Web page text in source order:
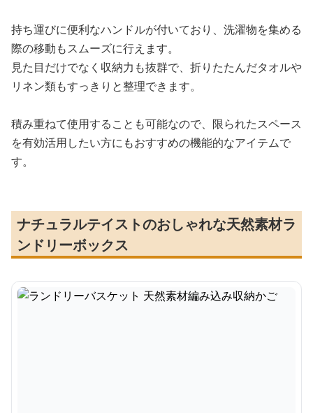
持ち運びに便利なハンドルが付いており、洗濯物を集める
際の移動もスムーズに行えます。
見た目だけでなく収納力も抜群で、折りたたんだタオルや
リネン類もすっきりと整理できます。
積み重ねて使用することも可能なので、限られたスペース
を有効活用したい方にもおすすめの機能的なアイテムで
す。
ナチュラルテイストのおしゃれな天然素材ラ
ンドリーボックス